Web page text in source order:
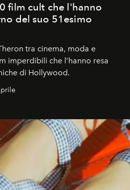
film cult che l'hanno
del suo 51esimo
tra cinema, moda e
imperdibili che l’hanno resa
di Hollywood.